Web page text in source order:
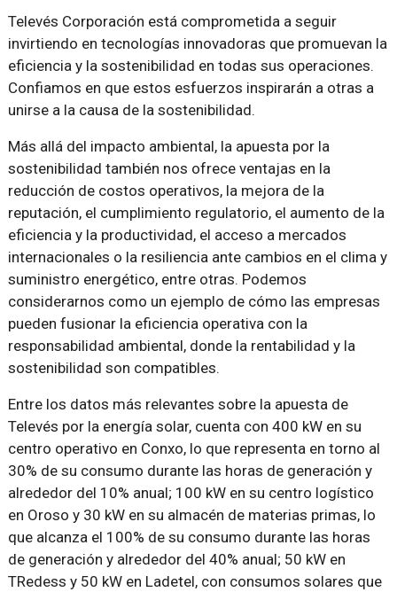
Televés Corporación está comprometida a seguir
invirtiendo en tecnologías innovadoras que promuevan la
eficiencia y la sostenibilidad en todas sus operaciones.
Confiamos en que estos esfuerzos inspirarán a otras a
unirse a la causa de la sostenibilidad.
Más allá del impacto ambiental, la apuesta por la
sostenibilidad también nos ofrece ventajas en la
reducción de costos operativos, la mejora de la
reputación, el cumplimiento regulatorio, el aumento de la
eficiencia y la productividad, el acceso a mercados
internacionales o la resiliencia ante cambios en el clima y
suministro energético, entre otras. Podemos
considerarnos como un ejemplo de cómo las empresas
pueden fusionar la eficiencia operativa con la
responsabilidad ambiental, donde la rentabilidad y la
sostenibilidad son compatibles.
Entre los datos más relevantes sobre la apuesta de
Televés por la energía solar, cuenta con 400 kW en su
centro operativo en Conxo, lo que representa en torno al
30% de su consumo durante las horas de generación y
alrededor del 10% anual; 100 kW en su centro logístico
en Oroso y 30 kW en su almacén de materias primas, lo
que alcanza el 100% de su consumo durante las horas
de generación y alrededor del 40% anual; 50 kW en
TRedess y 50 kW en Ladetel, con consumos solares que